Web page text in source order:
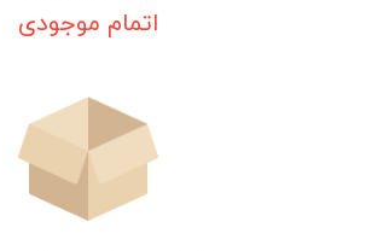
اتمام موجودی